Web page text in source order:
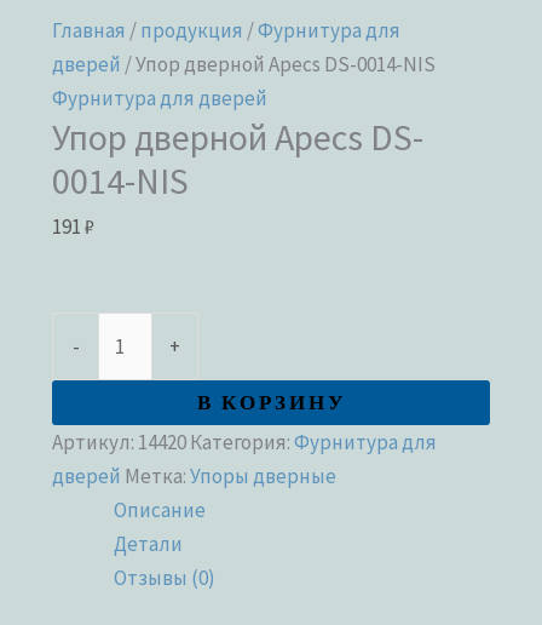
Главная /продукция /Фурнитура для
дверей / Упор дверной Apecs DS-0014-NIS
Фурнитура для дверей
Упор дверной Apecs DS-
0014-NIS
191₽
- +
В КОРЗИНУ
Артикул: 14420Категория:Фурнитура для
дверей Метка:Упоры дверные
Описание
Детали
Отзывы (0)